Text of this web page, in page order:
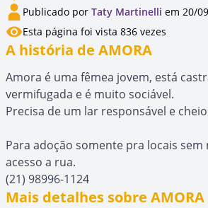
Publicado por Taty Martinelli em 20/
Esta página foi vista 836 vezes
A história de AMORA
Amora é uma fêmea jovem, está
vermifugada e é muito sociável.
Precisa de um lar responsável e
Para adoção somente pra locais sem
acesso a rua.
(21) 98996-1124
Mais detalhes sobre AMORA